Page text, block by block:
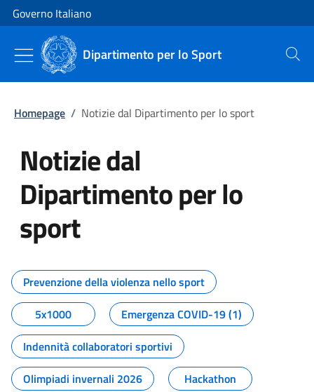
Vai al contenuto
Vai alla navigazione del sito
Governo Italiano
Dipartimento per lo Sport Cerca
Homepage / Notizie dal Dipartimento per lo sport
Notizie dal
Dipartimento per lo
sport
Tutti i contenuti della pagina
Prevenzione della violenza nello sport
5x1000
Emergenza COVID-19 (1)
Indennità collaboratori sportivi
Olimpiadi invernali 2026
Hackathon